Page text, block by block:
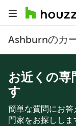
Ashburnのカ
お近くの専
す
簡単な質問にお
門家をお探ししま